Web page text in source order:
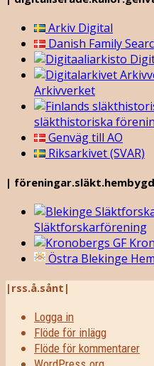
Arkiv Digital
Danish Family
Arkivverket
släkthistoriska
Genväg till AO
Riksarkivet (SVAR)
|
Släktforskarförening
Östra Blekinge
|rss.å.sånt|
Logga in
Flöde för inlägg
Flöde för kommentarer